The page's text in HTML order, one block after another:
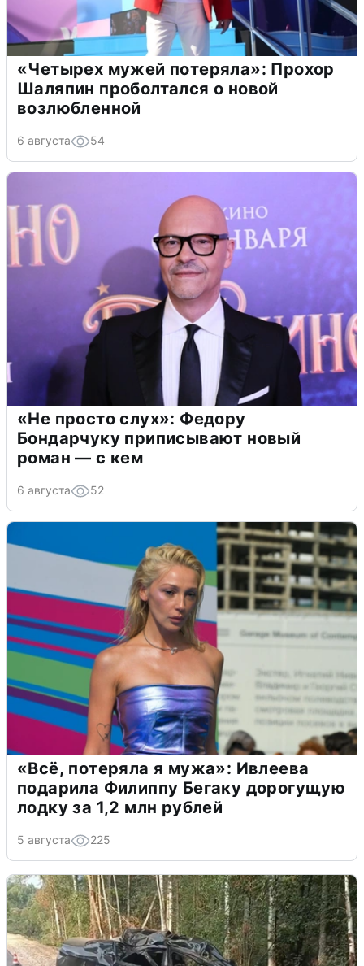
«Четырех мужей потеряла»: Прохор
Шаляпин проболтался о новой
возлюбленной
6 августа 54
«Не просто слух»: Федору
Бондарчуку приписывают новый
роман — с кем
6 августа 52
«Всё, потеряла я мужа»: Ивлеева
подарила Филиппу Бегаку дорогущую
лодку за 1,2 млн рублей
5 августа 225